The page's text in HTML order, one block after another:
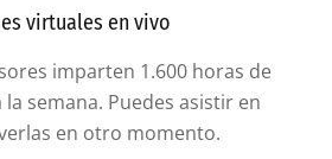
virtuales en vivo
imparten 1.600 horas de
la semana. Puedes asistir en
en otro momento.